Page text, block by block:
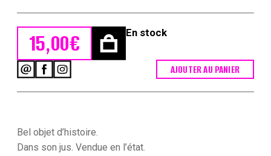
15,00€ En stock
Photographie
AJOUTER AU PANIER
Bel objet d’histoire.
Dans son jus. Vendue en l’état.